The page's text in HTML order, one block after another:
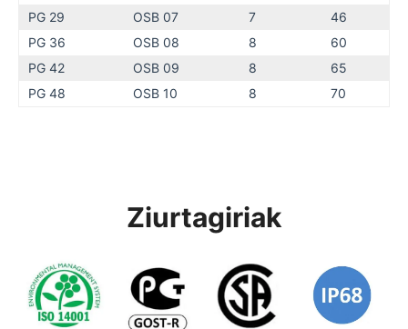
PG 29
OSB 07 7
46
PG 36
OSB 08 8
60
PG 42
OSB 09 8
65
PG 48
OSB 10 8 70
Ziurtagiriak